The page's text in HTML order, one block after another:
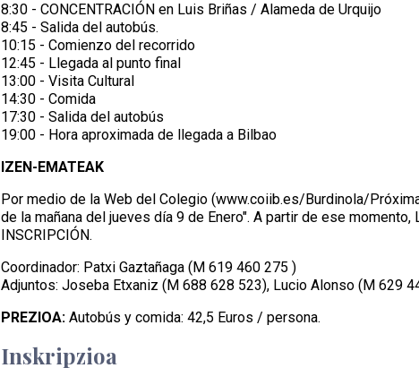
8:30 - CONCENTRACIÓN en Luis Briñas / Alameda de Urquijo
8:45 - Salida del autobús.
10:15 - Comienzo del recorrido
12:45 - Llegada al punto final
13:00 - Visita Cultural
14:30 - Comida
17:30 - Salida del autobús
19:00 - Hora aproximada de llegada a Bilbao
IZEN-EMATEAK
Por medio de la Web del Colegio (www.coiib.es/Burdinola/
de la mañana del jueves día 9 de Enero". A partir de ese momento,
INSCRIPCIÓN.
Coordinador: Patxi Gaztañaga (M 619 460 275 )
Adjuntos: Joseba Etxaniz (M 688 628 523), Lucio Alonso (M 629
PREZIOA: Autobús y comida: 42,5 Euros / persona.
Inskripzioa